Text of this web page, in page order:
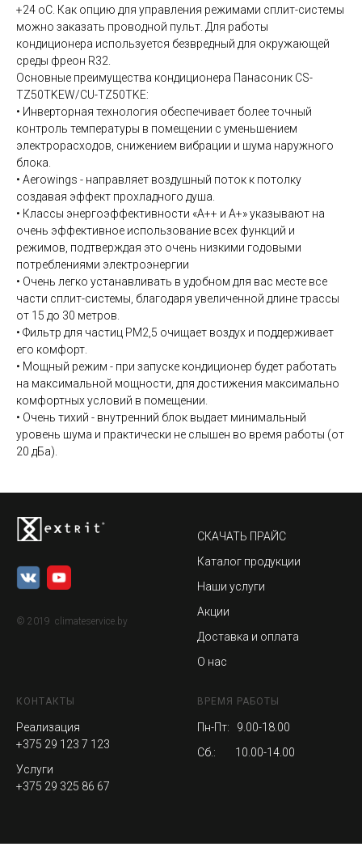
+24 oС. Как опцию для управления режимами сплит-системы
можно заказать проводной пульт. Для работы
кондиционера используется безвредный для окружающей
среды фреон R32.
Основные преимущества кондиционера Панасоник CS-
TZ50TKEW/CU-TZ50TKE:
• Инверторная технология обеспечивает более точный
контроль температуры в помещении с уменьшением
электрорасходов, снижением вибрации и шума наружного
блока.
• Aerowings - направляет воздушный поток к потолку
создавая эффект прохладного душа.
• Классы энергоэффективности «А++ и А+» указывают на
очень эффективное использование всех функций и
режимов, подтверждая это очень низкими годовыми
потреблениями электроэнергии
• Очень легко устанавливать в удобном для вас месте все
части сплит-системы, благодаря увеличенной длине трассы
от 15 до 30 метров.
• Фильтр для частиц РМ2,5 очищает воздух и поддерживает
его комфорт.
• Мощный режим - при запуске кондиционер будет работать
на максимальной мощности, для достижения максимально
комфортных условий в помещении.
• Очень тихий - внутренний блок выдает минимальный
уровень шума и практически не слышен во время работы (от
20 дБа).
© 2019 climateservice.by
СКАЧАТЬ ПРАЙС
Каталог продукции
Наши услуги
Акции
Доставка и оплата
О нас
КОНТАКТЫ
Реализация
+375 29 123 7 123
Услуги
+375 29 325 86 67
ВРЕМЯ РАБОТЫ
Пн-Пт: 9.00-18.00
Сб.: 10.00-14.00